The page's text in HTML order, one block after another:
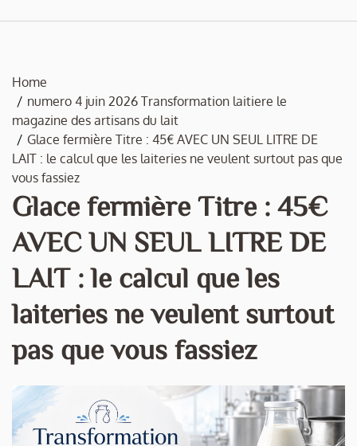
Home
numero 4 juin 2026 Transformation laitiere le
magazine des artisans du lait
Glace fermière Titre : 45€ AVEC UN SEUL LITRE DE
LAIT : le calcul que les laiteries ne veulent surtout pas que
vous fassiez
Glace fermière Titre : 45€
AVEC UN SEUL LITRE DE
LAIT : le calcul que les
laiteries ne veulent surtout
pas que vous fassiez